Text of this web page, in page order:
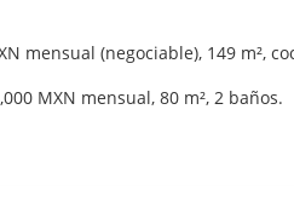
mensual (negociable), 149 m²,
MXN mensual, 80 m², 2 baños.